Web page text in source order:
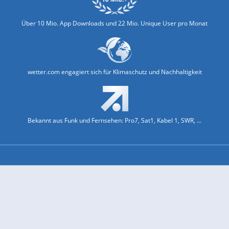
Über 10 Mio. App Downloads und 22 Mio. Unique User pro Monat
wetter.com engagiert sich für Klimaschutz und Nachhaltigkeit
Bekannt aus Funk und Fernsehen: Pro7, Sat1, Kabel 1, SWR, ...